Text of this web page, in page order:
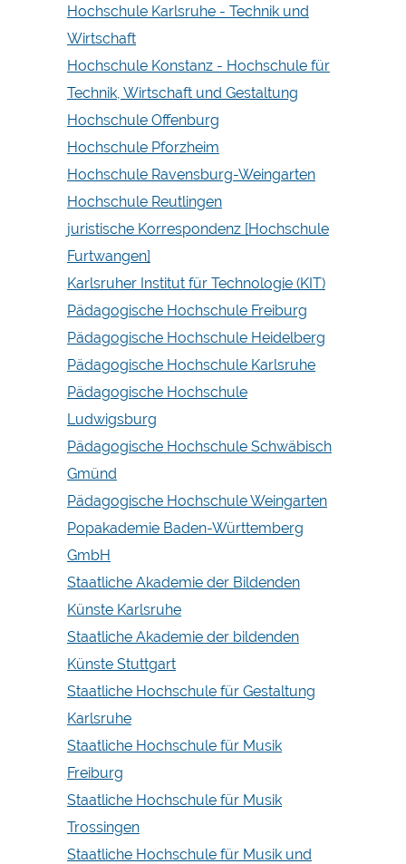
Hochschule Karlsruhe - Technik und
Wirtschaft
Hochschule Konstanz - Hochschule für
Technik, Wirtschaft und Gestaltung
Hochschule Offenburg
Hochschule Pforzheim
Hochschule Ravensburg-Weingarten
Hochschule Reutlingen
juristische Korrespondenz [Hochschule
Furtwangen]
Karlsruher Institut für Technologie (KIT)
Pädagogische Hochschule Freiburg
Pädagogische Hochschule Heidelberg
Pädagogische Hochschule Karlsruhe
Pädagogische Hochschule
Ludwigsburg
Pädagogische Hochschule Schwäbisch
Gmünd
Pädagogische Hochschule Weingarten
Popakademie Baden-Württemberg
GmbH
Staatliche Akademie der Bildenden
Künste Karlsruhe
Staatliche Akademie der bildenden
Künste Stuttgart
Staatliche Hochschule für Gestaltung
Karlsruhe
Staatliche Hochschule für Musik
Freiburg
Staatliche Hochschule für Musik
Trossingen
Staatliche Hochschule für Musik und